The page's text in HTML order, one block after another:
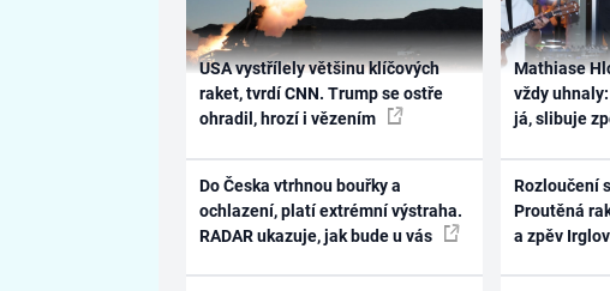
USA vystřílely většinu klíčových
raket, tvrdí CNN. Trump se ostře
ohradil, hrozí i vězením
Do Česka vtrhnou bouřky a
ochlazení, platí extrémní výstraha.
RADAR ukazuje, jak bude u vás
Mathiase
vždy
já, slibuje
Rozloučení
Proutěná
a zpěv